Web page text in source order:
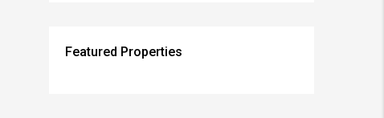
Featured Properties